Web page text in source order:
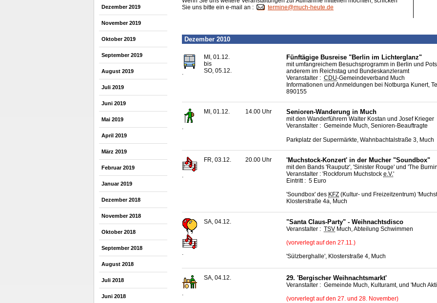
Dezember 2019
November 2019
Oktober 2019
September 2019
August 2019
Juli 2019
Juni 2019
Mai 2019
April 2019
März 2019
Februar 2019
Januar 2019
Dezember 2018
November 2018
Oktober 2018
September 2018
August 2018
Juli 2018
Juni 2018
Sie uns bitte ein e-mail an :
termine@much-heute.de
Dezember 2010
MI, 01.12.
bis
SO, 05.12.
Fünftägige Busreise "Berlin im Lichterglanz"
mit umfangreichem Besuchsprogramm in Berlin und
anderem im Reichstag und Bundeskanzleramt
Veranstalter : CDU-Gemeindeverband Much
Informationen und Anmeldungen bei Notburga Kunert,
890155
.
MI, 01.12. 14.00 Uhr Senioren-Wanderung in Much
mit den Wanderführern Walter Kostan und Josef Krieger
Veranstalter : Gemeinde Much, Senioren-Beauftragte
Parkplatz der Supermärkte, Wahnbachtalstraße 3, Much
.
FR, 03.12. 20.00 Uhr 'Muchstock-Konzert' in der Mucher "Soundbox"
mit den Bands 'Rauputz', 'Sinister Rouge' und 'The
Veranstalter : 'Rockforum Muchstock e.V.'
Eintritt : 5 Euro
'Soundbox' des KFZ (Kultur- und Freizeitzentrum)
Klosterstraße 4a, Much
SA, 04.12. "Santa Claus-Party" - Weihnachtsdisco
Veranstalter : TSV Much, Abteilung Schwimmen
(vorverlegt auf den 27.11.)
'Sülzberghalle', Klosterstraße 4, Much
.
SA, 04.12. 29. 'Bergischer Weihnachtsmarkt'
Veranstalter : Gemeinde Much, Kulturamt, und 'Much
(vorverlegt auf den 27. und 28. November)